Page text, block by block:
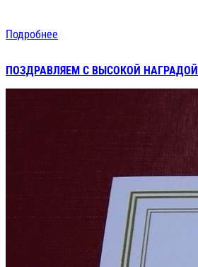
Подробнее
ПОЗДРАВЛЯЕМ С ВЫСОКОЙ НАГРАДОЙ